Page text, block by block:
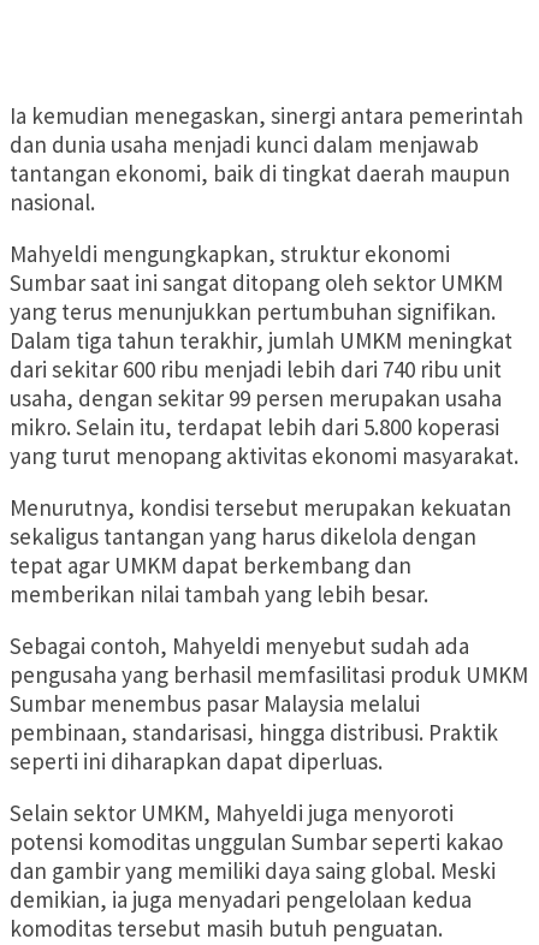
Ia kemudian menegaskan, sinergi antara pemerintah
dan dunia usaha menjadi kunci dalam menjawab
tantangan ekonomi, baik di tingkat daerah maupun
nasional.
Mahyeldi mengungkapkan, struktur ekonomi
Sumbar saat ini sangat ditopang oleh sektor UMKM
yang terus menunjukkan pertumbuhan signifikan.
Dalam tiga tahun terakhir, jumlah UMKM meningkat
dari sekitar 600 ribu menjadi lebih dari 740 ribu unit
usaha, dengan sekitar 99 persen merupakan usaha
mikro. Selain itu, terdapat lebih dari 5.800 koperasi
yang turut menopang aktivitas ekonomi masyarakat.
Menurutnya, kondisi tersebut merupakan kekuatan
sekaligus tantangan yang harus dikelola dengan
tepat agar UMKM dapat berkembang dan
memberikan nilai tambah yang lebih besar.
Sebagai contoh, Mahyeldi menyebut sudah ada
pengusaha yang berhasil memfasilitasi produk UMKM
Sumbar menembus pasar Malaysia melalui
pembinaan, standarisasi, hingga distribusi. Praktik
seperti ini diharapkan dapat diperluas.
Selain sektor UMKM, Mahyeldi juga menyoroti
potensi komoditas unggulan Sumbar seperti kakao
dan gambir yang memiliki daya saing global. Meski
demikian, ia juga menyadari pengelolaan kedua
komoditas tersebut masih butuh penguatan.